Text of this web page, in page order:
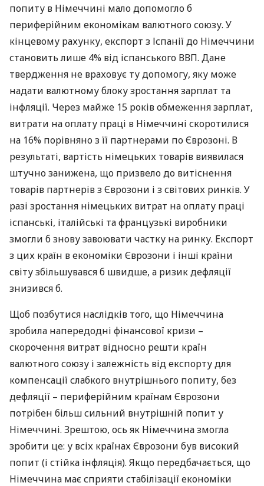
попиту в Німеччині мало допомогло б
периферійним економікам валютного союзу. У
кінцевому рахунку, експорт з Іспанії до Німеччини
становить лише 4% від іспанського ВВП. Дане
твердження не враховує ту допомогу, яку може
надати валютному блоку зростання зарплат та
інфляції. Через майже 15 років обмеження зарплат,
витрати на оплату праці в Німеччині скоротилися
на 16% порівняно з її партнерами по Єврозоні. В
результаті, вартість німецьких товарів виявилася
штучно занижена, що призвело до витіснення
товарів партнерів з Єврозони і з світових ринків. У
разі зростання німецьких витрат на оплату праці
іспанські, італійські та французькі виробники
змогли б знову завоювати частку на ринку. Експорт
з цих країн в економіки Єврозони і інші країни
світу збільшувався б швидше, а ризик дефляції
знизився б.
Щоб позбутися наслідків того, що Німеччина
зробила напередодні фінансової кризи –
скорочення витрат відносно решти країн
валютного союзу і залежність від експорту для
компенсації слабкого внутрішнього попиту, без
дефляції – периферійним країнам Єврозони
потрібен більш сильний внутрішній попит у
Німеччині. Зрештою, ось як Німеччина змогла
зробити це: у всіх країнах Єврозони був високий
попит (і стійка інфляція). Якщо передбачається, що
Німеччина має сприяти стабілізації економіки